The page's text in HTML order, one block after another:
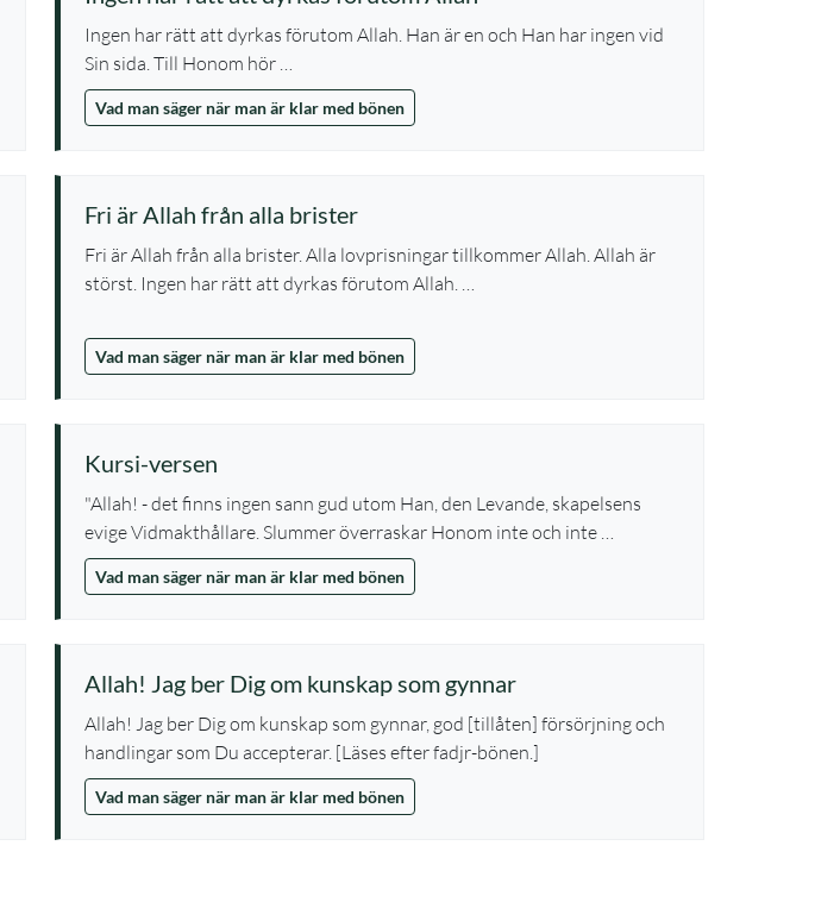
Ingen har rätt att dyrkas förutom Allah. Han är en och Han har ingen vid
Sin sida. Till Honom hör …
Vad man säger när man är klar med bönen
Fri är Allah från alla brister
Fri är Allah från alla brister. Alla lovprisningar tillkommer Allah. Allah är
störst. Ingen har rätt att dyrkas förutom Allah. …
Vad man säger när man är klar med bönen
Kursi-versen
"Allah! - det finns ingen sann gud utom Han, den Levande, skapelsens
evige Vidmakthållare. Slummer överraskar Honom inte och inte …
Vad man säger när man är klar med bönen
Allah! Jag ber Dig om kunskap som gynnar
Allah! Jag ber Dig om kunskap som gynnar, god [tillåten] försörjning och
handlingar som Du accepterar. [Läses efter fadjr-bönen.]
Vad man säger när man är klar med bönen